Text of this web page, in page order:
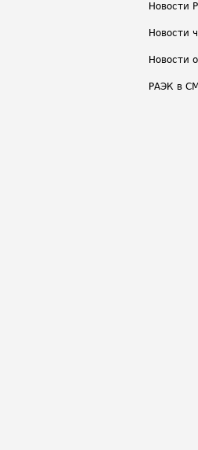
Новости
Новости
Новости
РАЭК в